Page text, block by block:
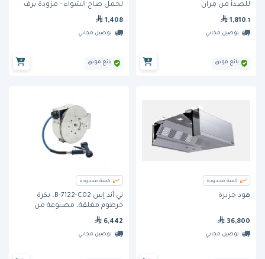
للصدأ من مِران
1,810 .1
توصيل مجاني
بائع موثق
لحمل صاج الشواء - مزودة برف
سفلي من مِران
1,408
توصيل مجاني
بائع موثق
كمية محدودة
هود جزيرة
36,800
توصيل مجاني
كمية محدودة
تي آند إس B-7122-C02، بكرة
خرطوم مغلقة، مصنوعة من
الفولاذ المقاوم للصدأ (ستانلس
ستيل)
6,442
توصيل مجاني